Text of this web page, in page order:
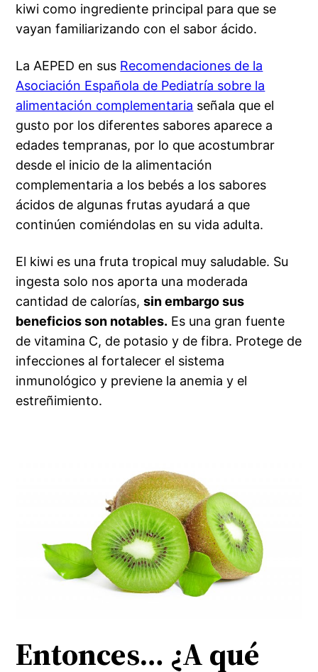
kiwi como ingrediente principal para que se
vayan familiarizando con el sabor ácido.
La AEPED en sus Recomendaciones de la
Asociación Española de Pediatría sobre la
alimentación complementaria señala que el
gusto por los diferentes sabores aparece a
edades tempranas, por lo que acostumbrar
desde el inicio de la alimentación
complementaria a los bebés a los sabores
ácidos de algunas frutas ayudará a que
continúen comiéndolas en su vida adulta.
El kiwi es una fruta tropical muy saludable. Su
ingesta solo nos aporta una moderada
cantidad de calorías,sin embargo sus
beneficios son notables. Es una gran fuente
de vitamina C, de potasio y de fibra. Protege de
infecciones al fortalecer el sistema
inmunológico y previene la anemia y el
estreñimiento.
Entonces… ¿A qué